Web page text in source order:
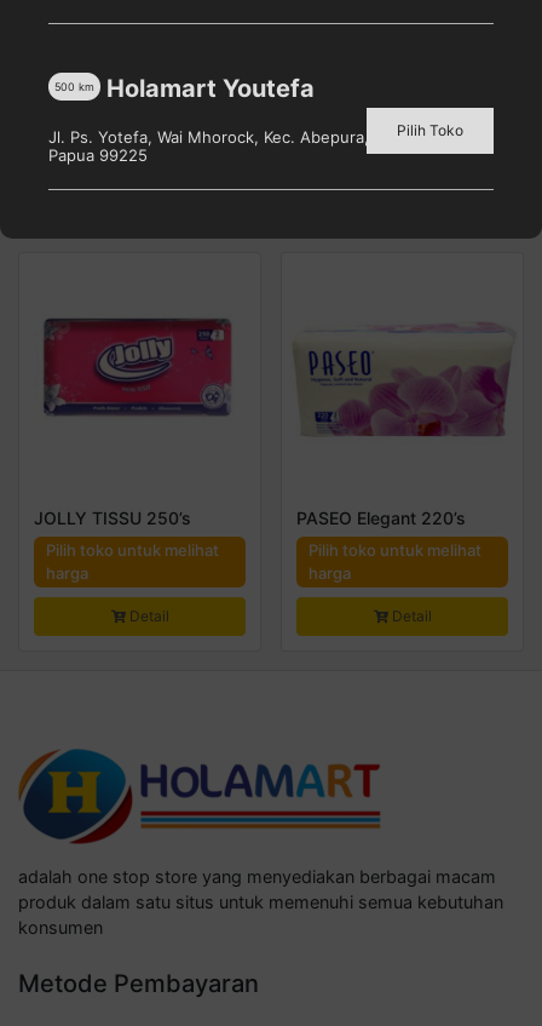
JOLLY TISSUE 560’s
Pilih toko untuk melihat
harga
Paseo Tisu Elegant 250’s
Pilih toko untuk melihat
JOLLY TISSU 250’s
Pilih toko untuk melihat
harga
Detail
PASEO Elegant 220’s
Pilih toko untuk melihat
harga
Detail
adalah one stop store yang menyediakan berbagai macam
produk dalam satu situs untuk memenuhi semua kebutuhan
konsumen
Metode Pembayaran
Holamart Youtefa
500 km
Jl. Ps. Yotefa, Wai Mhorock, Kec. Abepura, Kota Jayapura,
Papua 99225
Pilih Toko